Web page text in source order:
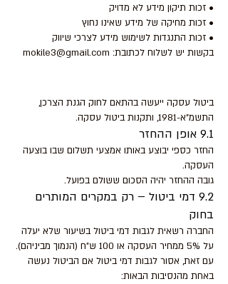
• זכות תיקון מידע לא מדויק
• זכות מחיקה של מידע שאינו נחוץ
• זכות התנגדות לשימוש מידע לצרכי שיווק
בקשות יש לשלוח לכתובת: mokile3@gmail.com
ביטול עסקה ייעשה בהתאם לחוק הגנת הצרכן,
התשמ"א-1981, ותקנות ביטול עסקה.
9.1 אופן ההחזר
החזר כספי יבוצע באותו אמצעי תשלום שבו בוצעה
העסקה.
גובה ההחזר יהיה הסכום ששולם בפועל.
9.2 דמי ביטול – רק במקרים המותרים
בחוק
החברה רשאית לגבות דמי ביטול בשיעור שלא יעלה
על 5% ממחיר העסקה או 100 ש"ח (הנמוך מביניהם).
עם זאת, אסור לגבות דמי ביטול אם הביטול נעשה
באחת מהנסיבות הבאות: